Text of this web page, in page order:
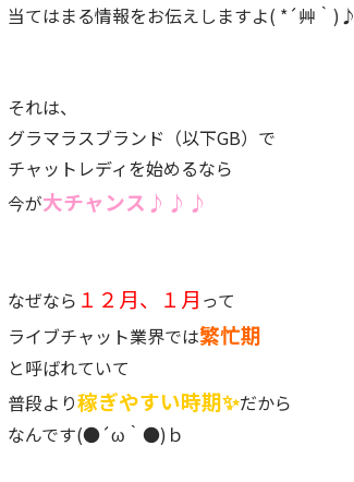
当てはまる情報をお伝えしますよ( *´艸｀)♪
それは、
グラマラスブランド（以下GB）で
チャットレディを始めるなら
今が大チャンス ♪♪♪
なぜなら １２月、１月 って
ライブチャット業界では繁忙期
と呼ばれていて
普段より稼ぎやすい時期✨だから
なんです(●´ω｀●)ｂ